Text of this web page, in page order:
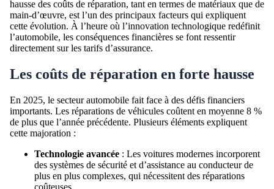
hausse des coûts de réparation, tant en termes de matériaux que de
main-d’œuvre, est l’un des principaux facteurs qui expliquent
cette évolution. À l’heure où l’innovation technologique redéfinit
l’automobile, les conséquences financières se font ressentir
directement sur les tarifs d’assurance.
Les coûts de réparation en forte hausse
En 2025, le secteur automobile fait face à des défis financiers
importants. Les réparations de véhicules coûtent en moyenne 8 %
de plus que l’année précédente. Plusieurs éléments expliquent
cette majoration :
Technologie avancée : Les voitures modernes incorporent
des systèmes de sécurité et d’assistance au conducteur de
plus en plus complexes, qui nécessitent des réparations
coûteuses.